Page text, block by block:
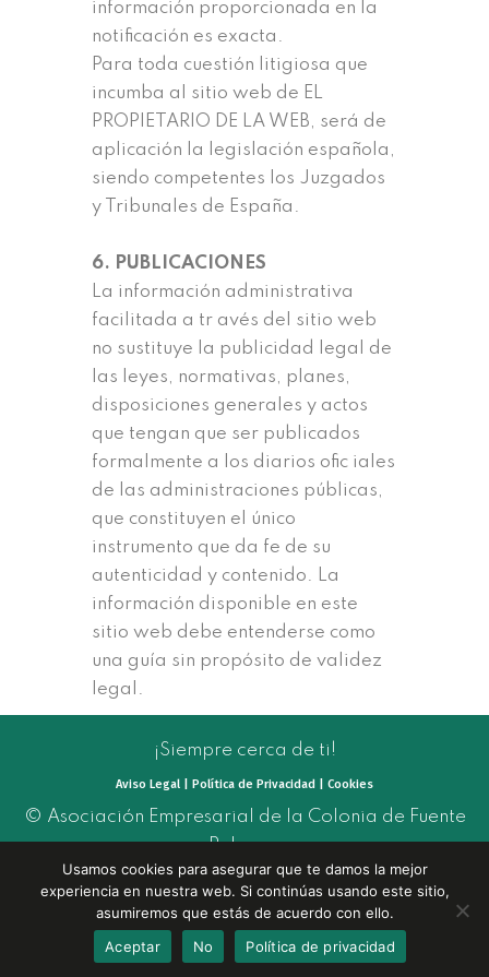
información proporcionada en la
notificación es exacta.
Para toda cuestión litigiosa que
incumba al sitio web de EL
PROPIETARIO DE LA WEB, será de
aplicación la legislación española,
siendo competentes los Juzgados
y Tribunales de España.
6. PUBLICACIONES
La información administrativa
facilitada a tr avés del sitio web
no sustituye la publicidad legal de
las leyes, normativas, planes,
disposiciones generales y actos
que tengan que ser publicados
formalmente a los diarios ofic iales
de las administraciones públicas,
que constituyen el único
instrumento que da fe de su
autenticidad y contenido. La
información disponible en este
sitio web debe entenderse como
una guía sin propósito de validez
legal.
¡Siempre cerca de ti!
Aviso Legal | Política de Privacidad | Cookies
© Asociación Empresarial de la Colonia de Fuente
Palmera
Web realizada por:Ética Comunicación
Usamos cookies para asegurar que te damos la mejor
experiencia en nuestra web. Si continúas usando este sitio,
asumiremos que estás de acuerdo con ello.
Aceptar
No Política de privacidad